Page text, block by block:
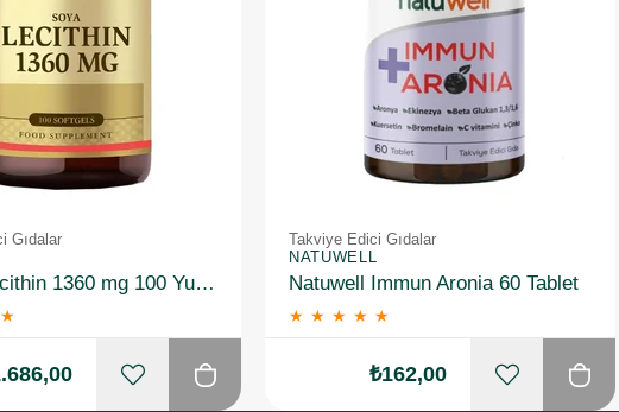
Gıdalar
Solgar Lecithin 1360 mg 100 Yumuşak Jelatin Kapsül 3 Adet
★
Takviye Edici Gıdalar
NATUWELL
Natuwell Immun Aronia 60 Tablet
★ ★ ★ ★ ★
₺162,00